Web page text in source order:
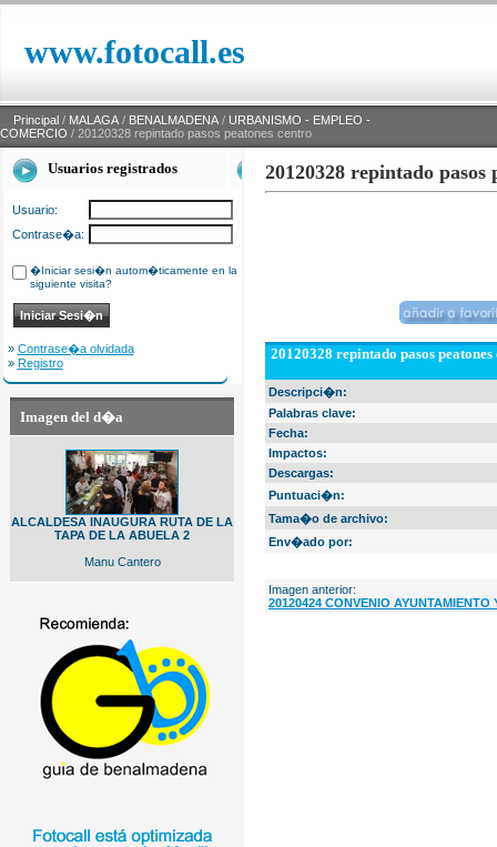
www.fotocall.es
Principal / MALAGA / BENALMADENA / URBANISMO - EMPLEO -
COMERCIO / 20120328 repintado pasos peatones centro
Usuarios registrados
Usuario:
Contrase�a:
�Iniciar sesi�n autom�ticamente en la
siguiente visita?
» Contrase�a olvidada
» Registro
Imagen del d�a
ALCALDESA INAUGURA RUTA DE LA
TAPA DE LA ABUELA 2
Manu Cantero
20120328 repintado pasos
20120328 repintado pasos
Descripci�n:
Palabras clave:
Fecha:
Impactos:
Descargas:
Puntuaci�n:
Tama�o de archivo:
Env�ado por:
Imagen anterior:
20120424 CONVENIO AYUNTAMIENTO